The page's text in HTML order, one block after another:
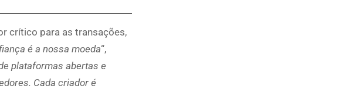
crítico para as transações,
é a nossa moeda“,
plataformas abertas e
Cada criador é